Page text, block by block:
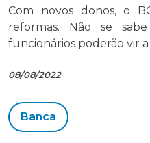
Com novos donos, o
reformas. Não se
funcionários poderão vir
08/08/2022
Banca